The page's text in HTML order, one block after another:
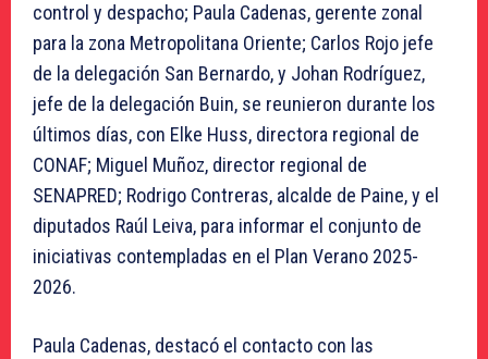
control y despacho; Paula Cadenas, gerente zonal
para la zona Metropolitana Oriente; Carlos Rojo jefe
de la delegación San Bernardo, y Johan Rodríguez,
jefe de la delegación Buin, se reunieron durante los
últimos días, con Elke Huss, directora regional de
CONAF; Miguel Muñoz, director regional de
SENAPRED; Rodrigo Contreras, alcalde de Paine, y el
diputados Raúl Leiva, para informar el conjunto de
iniciativas contempladas en el Plan Verano 2025-
2026.
Paula Cadenas, destacó el contacto con las